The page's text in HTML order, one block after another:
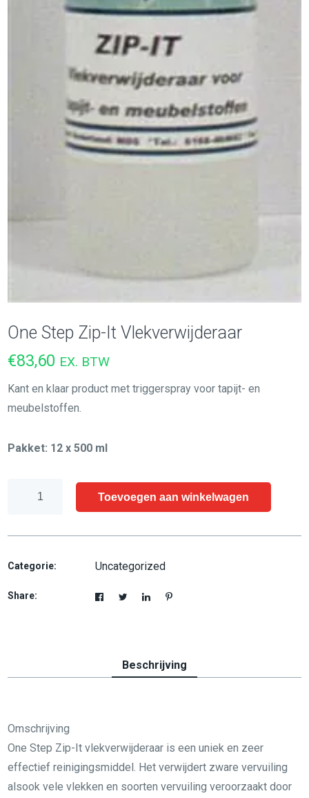
One Step Zip-It Vlekverwijderaar
€83,60 EX. BTW
Kant en klaar product met triggerspray voor tapijt- en
meubelstoffen.
Pakket: 12 x 500 ml
Vlekverwijderaar
Toevoegen aan winkelwagen
Categorie: Uncategorized
Share:
Beschrijving
Omschrijving
One Step Zip-It vlekverwijderaar is een uniek en zeer
effectief reinigingsmiddel. Het verwijdert zware vervuiling
alsook vele vlekken en soorten vervuiling veroorzaakt door